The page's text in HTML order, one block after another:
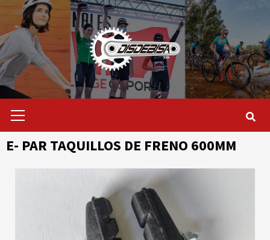
Saltar
contenido
primario
E- PAR TAQUILLOS DE FRENO 600MM